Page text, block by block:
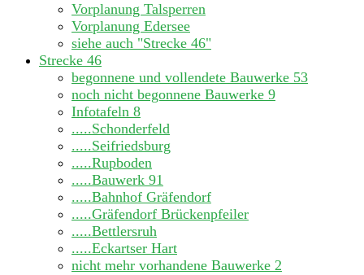
Vorplanung Talsperren
Vorplanung Edersee
siehe auch "Strecke 46"
Strecke 46
begonnene und vollendete Bauwerke 53
noch nicht begonnene Bauwerke 9
Infotafeln 8
.....Schonderfeld
.....Seifriedsburg
.....Rupboden
.....Bauwerk 91
.....Bahnhof Gräfendorf
.....Gräfendorf Brückenpfeiler
.....Bettlersruh
.....Eckartser Hart
nicht mehr vorhandene Bauwerke 2